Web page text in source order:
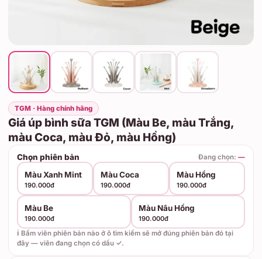
TGM · Hàng chính hãng
Giá úp bình sữa TGM (Màu Be, màu Trắng,
màu Coca, màu Đỏ, màu Hồng)
Chọn phiên bản Đang chọn: —
Màu Xanh Mint
190.000đ
Màu Coca
190.000đ
Màu Hồng
190.000đ
Màu Be
190.000đ
Màu Nâu Hồng
190.000đ
ℹ️ Bấm viên phiên bản nào ở ô tìm kiếm sẽ mở đúng phiên bản đó tại
đây — viên đang chọn có dấu ✓.